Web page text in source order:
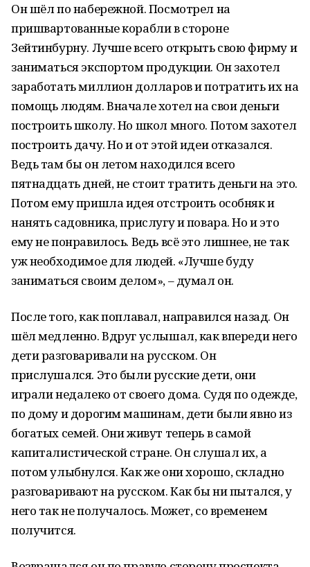
Он шёл по набережной. Посмотрел на
пришвартованные корабли в стороне
Зейтинбурну. Лучше всего открыть свою фирму и
заниматься экспортом продукции. Он захотел
заработать миллион долларов и потратить их на
помощь людям. Вначале хотел на свои деньги
построить школу. Но школ много. Потом захотел
построить дачу. Но и от этой идеи отказался.
Ведь там бы он летом находился всего
пятнадцать дней, не стоит тратить деньги на это.
Потом ему пришла идея отстроить особняк и
нанять садовника, прислугу и повара. Но и это
ему не понравилось. Ведь всё это лишнее, не так
уж необходимое для людей. «Лучше буду
заниматься своим делом», – думал он.
После того, как поплавал, направился назад. Он
шёл медленно. Вдруг услышал, как впереди него
дети разговаривали на русском. Он
прислушался. Это были русские дети, они
играли недалеко от своего дома. Судя по одежде,
по дому и дорогим машинам, дети были явно из
богатых семей. Они живут теперь в самой
капиталистической стране. Он слушал их, а
потом улыбнулся. Как же они хорошо, складно
разговаривают на русском. Как бы ни пытался, у
него так не получалось. Может, со временем
получится.